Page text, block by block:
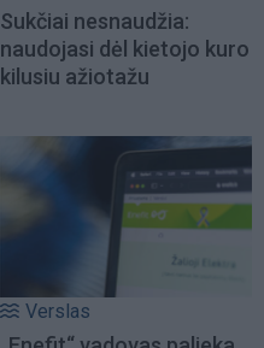
Sukčiai nesnaudžia:
naudojasi dėl kietojo kuro
kilusiu ažiotažu
Verslas